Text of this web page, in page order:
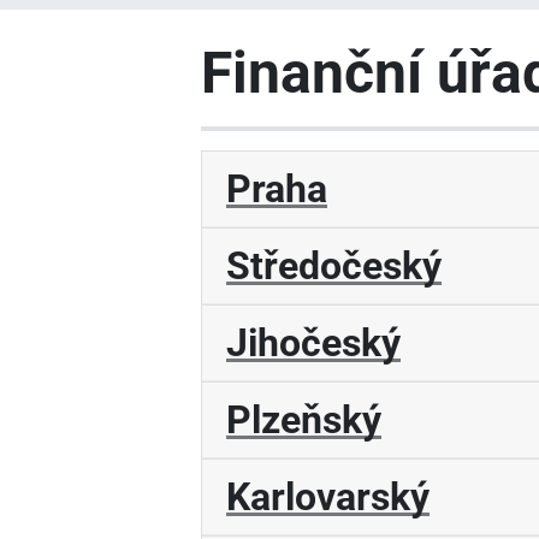
Finanční
Praha
Středočeský
Jihočeský
Plzeňský
Karlovarský